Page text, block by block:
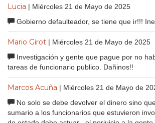
Lucia | Miércoles 21 de Mayo de 2025
Gobierno defaulteador, se tiene que ir!!!
Mario Girot | Miércoles 21 de Mayo de 2025
Investigación y gente que pague por no
tareas de funcionario publico. Dañinos!!
Marcos Acuña | Miércoles 21 de Mayo de
No solo se debe devolver el dinero sino
sumario a los funcionarios que estuvieron